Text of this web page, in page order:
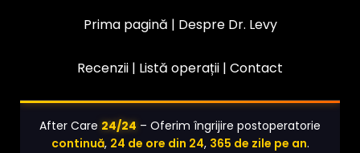
Prima pagină | Despre Dr. Levy
Recenzii | Listă operații | Contact
After Care 24/24 – Oferim îngrijire postoperatorie
continuă, 24 de ore din 24, 365 de zile pe an.